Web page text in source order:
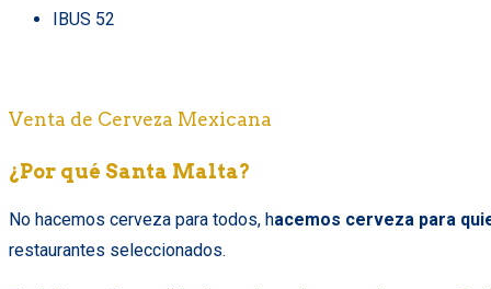
IBUS 52
Venta de Cerveza Mexicana
¿Por qué Santa Malta?
No hacemos cerveza para todos, hacemos cerveza para
restaurantes seleccionados.